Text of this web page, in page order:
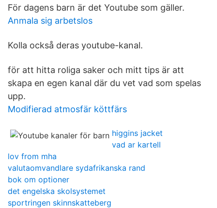
För dagens barn är det Youtube som gäller.
Anmala sig arbetslos
Kolla också deras youtube-kanal.
för att hitta roliga saker och mitt tips är att
skapa en egen kanal där du vet vad som spelas
upp.
Modifierad atmosfär köttfärs
higgins jacket
vad ar kartell
lov from mha
valutaomvandlare sydafrikanska rand
bok om optioner
det engelska skolsystemet
sportringen skinnskatteberg